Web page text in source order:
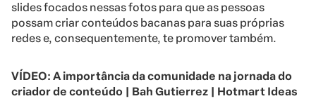
slides focados nessas fotos para que as pessoas
possam criar conteúdos bacanas para suas próprias
redes e, consequentemente, te promover também.
VÍDEO: A importância da comunidade na jornada do
criador de conteúdo | Bah Gutierrez | Hotmart Ideas